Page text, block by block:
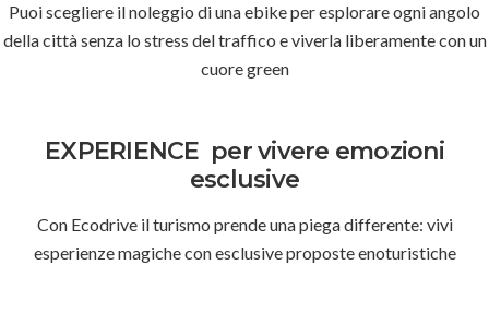
Puoi scegliere il noleggio di una ebike per esplorare ogni angolo
della città senza lo stress del traffico e viverla liberamente con un
cuore green
EXPERIENCE per vivere emozioni
esclusive
Con Ecodrive il turismo prende una piega differente: vivi
esperienze magiche con esclusive proposte enoturistiche